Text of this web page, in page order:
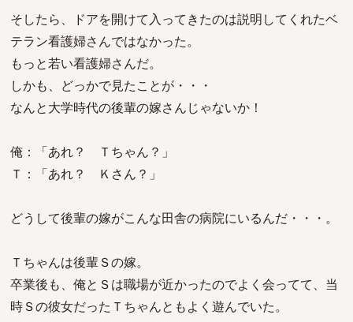
そしたら、ドアを開けて入ってきたのは説明してくれたベ
テラン看護婦さんではなかった。
もっと若い看護婦さんだ。
しかも、どっかで見たことが・・・
なんと大学時代の後輩の嫁さんじゃないか！
俺：「あれ？ Ｔちゃん？」
Ｔ：「あれ？ Ｋさん？」
どうして後輩の嫁がこんな田舎の病院にいるんだ・・・。
Ｔちゃんは後輩Ｓの嫁。
卒業後も、俺とＳは職場が近かったのでよく会ってて、当
時Ｓの彼女だったＴちゃんともよく遊んでいた。